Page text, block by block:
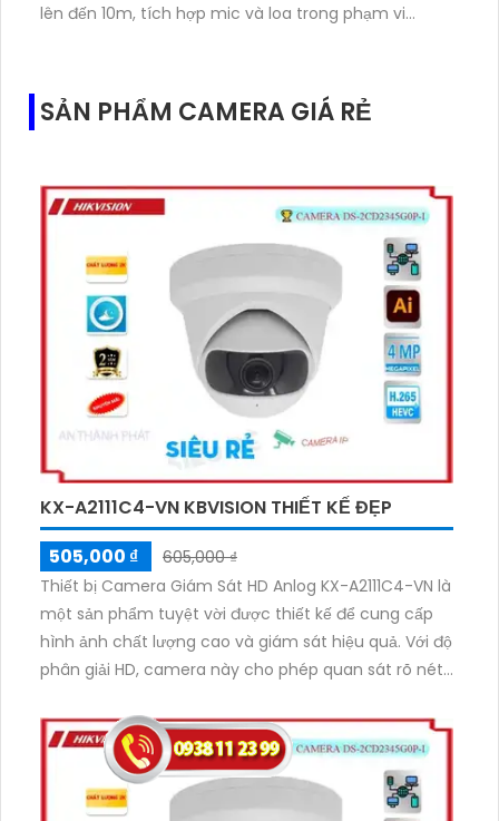
lên đến 10m, tích hợp mic và loa trong phạm vi
SẢN PHẨM CAMERA GIÁ RẺ
KX-A2111C4-VN KBVISION THIẾT KẾ ĐẸP
505,000 ₫
605,000 ₫
Thiết bị Camera Giám Sát HD Anlog KX-A2111C4-VN là
một sản phẩm tuyệt vời được thiết kế để cung cấp
hình ảnh chất lượng cao và giám sát hiệu quả. Với độ
phân giải HD, camera này cho phép quan sát rõ nét
thông minh như chống ngược sáng, hồng ngoại,
chống thời tiết, độ nhạy cao và khả năng chống bụi,
chống nước, thích hợp sử dụng cho đa dạng môi
trường. Đặc biệt, thiết bị cung cấp hệ thống giám sát